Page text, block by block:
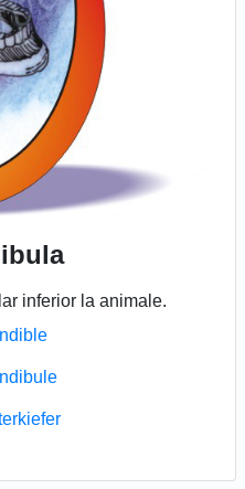
inferior la animale.